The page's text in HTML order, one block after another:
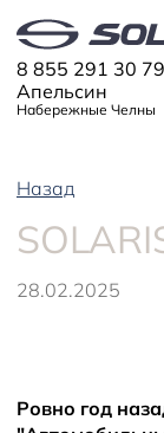
Апельсин
Набережные Челны
8 855 291 30 79
Назад
28.02.2025
Ровно год